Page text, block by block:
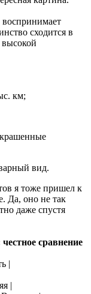
воспринимает
сходится в
высокой
км;
вид.
я тоже пришел к
Да, оно не так
даже спустя
сравнение
|
|